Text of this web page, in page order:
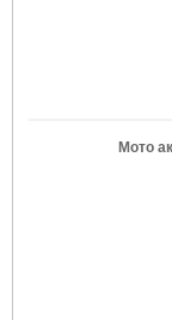
Мото